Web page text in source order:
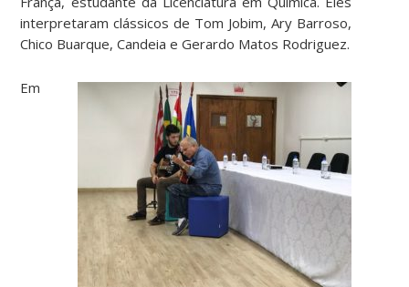
interpretaram clássicos de Tom Jobim, Ary Barroso,
Chico Buarque, Candeia e Gerardo Matos Rodriguez.
Em